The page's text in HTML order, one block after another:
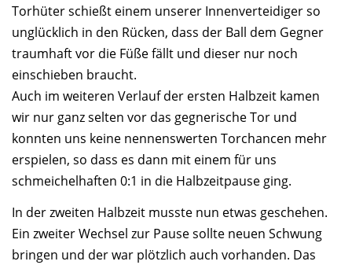
Torhüter schießt einem unserer Innenverteidiger so
unglücklich in den Rücken, dass der Ball dem Gegner
traumhaft vor die Füße fällt und dieser nur noch
einschieben braucht.
Auch im weiteren Verlauf der ersten Halbzeit kamen
wir nur ganz selten vor das gegnerische Tor und
konnten uns keine nennenswerten Torchancen mehr
erspielen, so dass es dann mit einem für uns
schmeichelhaften 0:1 in die Halbzeitpause ging.
In der zweiten Halbzeit musste nun etwas geschehen.
Ein zweiter Wechsel zur Pause sollte neuen Schwung
bringen und der war plötzlich auch vorhanden. Das